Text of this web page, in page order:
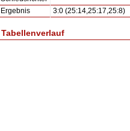
Ergebnis
3:0 (25:14,25:17,25:8)
Tabellenverlauf